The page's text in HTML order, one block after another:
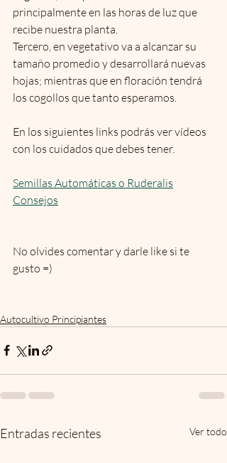
principalmente en las horas de luz que
recibe nuestra planta.
Tercero, en vegetativo va a alcanzar su
tamaño promedio y desarrollará nuevas
hojas; mientras que en floración tendrá
los cogollos que tanto esperamos.
En los siguientes links podrás ver vídeos
con los cuidados que debes tener.
Semillas Automáticas o Ruderalis
Consejos
No olvides comentar y darle like si te
gusto =)
Autocultivo Principiantes
Entradas recientes Ver todo